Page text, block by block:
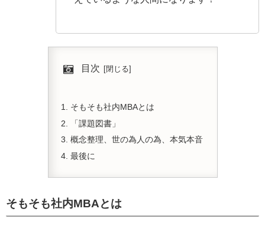
目次
そもそも社内MBAとは
「課題図書」
概念整理、世の為人の為、本気本音
最後に
そもそも社内MBAとは